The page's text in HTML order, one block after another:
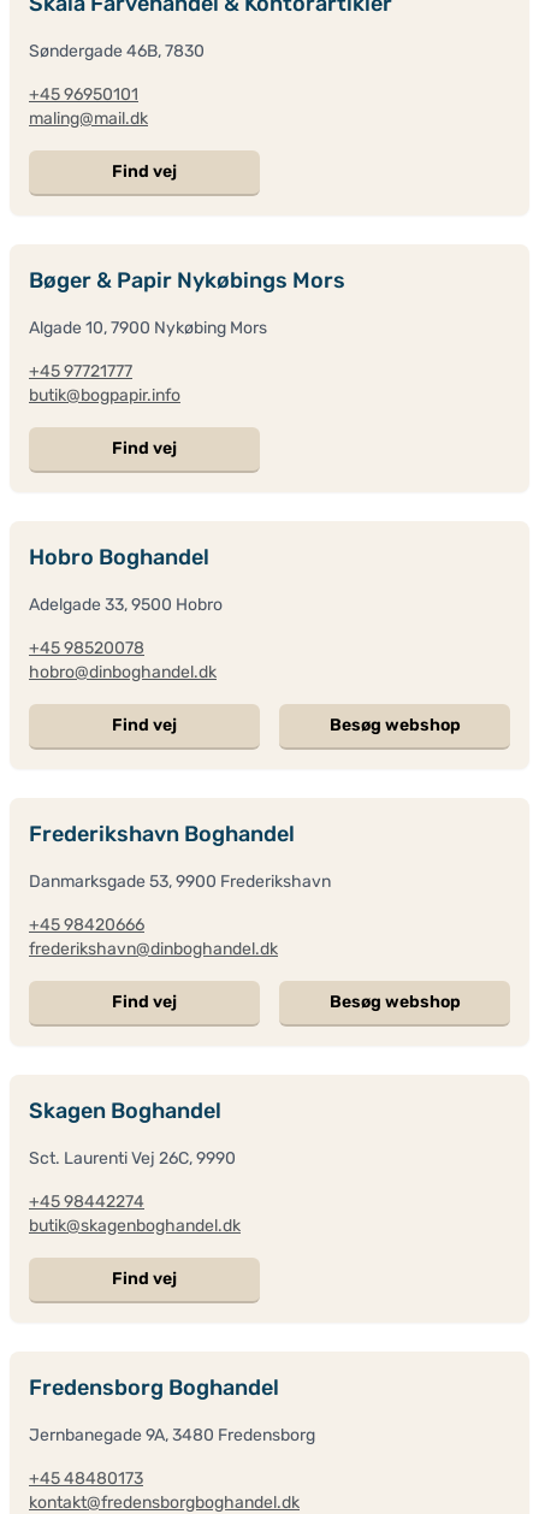
Søndergade 46B, 7830
+45 96950101
maling@mail.dk
Find vej
Bøger & Papir Nykøbings Mors
Algade 10, 7900 Nykøbing Mors
+45 97721777
butik@bogpapir.info
Find vej
Hobro Boghandel
Adelgade 33, 9500 Hobro
+45 98520078
hobro@dinboghandel.dk
Find vej Besøg webshop
Frederikshavn Boghandel
Danmarksgade 53, 9900 Frederikshavn
+45 98420666
frederikshavn@dinboghandel.dk
Find vej Besøg webshop
Skagen Boghandel
Sct. Laurenti Vej 26C, 9990
+45 98442274
butik@skagenboghandel.dk
Find vej
Fredensborg Boghandel
Jernbanegade 9A, 3480 Fredensborg
+45 48480173
kontakt@fredensborgboghandel.dk